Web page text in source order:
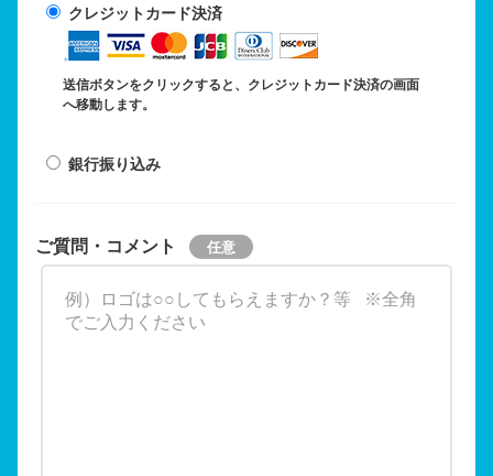
クレジットカード決済
送信ボタンをクリックすると、クレジットカード決済の画面
へ移動します。
銀行振り込み
ご質問・コメント